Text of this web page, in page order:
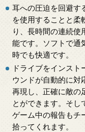
耳への圧迫を回避す
を使用することと柔
り、長時間の連続使
能です。ソフトで通
時でも快適です。
ドライブをインス
ウンドが自動的に対
再現し、正確に敵の
とができます。そし
ゲーム中の報告もチ
拾ってくれます。